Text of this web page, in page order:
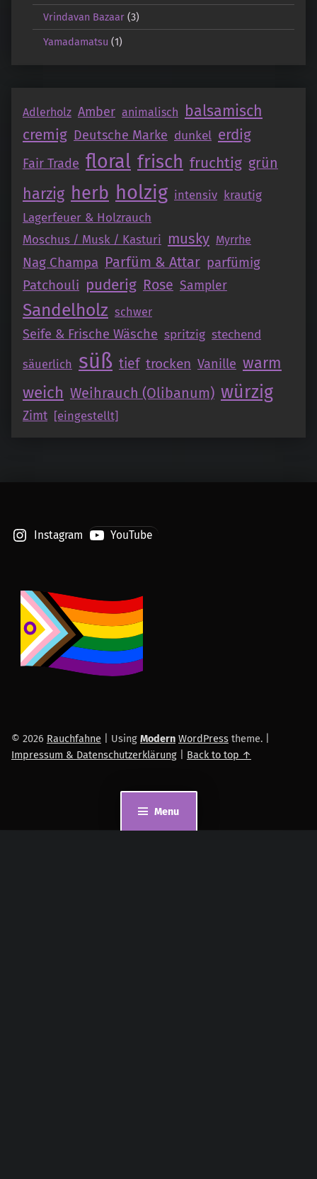
Menu
Vrindavan Bazaar(3)
Yamadamatsu (1)
Adlerholz Amber animalisch balsamisch
cremig Deutsche Marke dunkel erdig
Fair Trade floral frisch fruchtig grün
harzig herb holzig intensiv krautig
Lagerfeuer & Holzrauch
Moschus / Musk / Kasturi musky Myrrhe
Nag Champa Parfüm & Attar parfümig
Patchouli puderig Rose Sampler
Sandelholz schwer
Seife & Frische Wäsche spritzig stechend
säuerlich süß tief trocken Vanille warm
weich Weihrauch (Olibanum) würzig
Zimt [eingestellt]
Instagram YouTube
© 2026 Rauchfahne Using Modern WordPress theme.
Impressum & Datenschutzerklärung
Back to top ↑